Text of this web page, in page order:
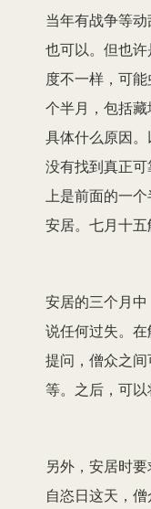
当年有战争等
也可以。但也
度不一样，可
个半月，包括
具体什么原因
没有找到真正
上是前面的一
安居。七月十五
安居的三个月
说任何过失。
提问，僧众之
等。之后，可以
另外，安居时
自恣日这天，